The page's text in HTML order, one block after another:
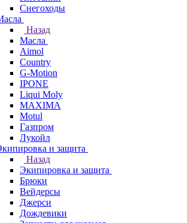
Снегоходы
Назад
Масла
Aimol
Country
G-Motion
IPONE
Liqui Moly
MAXIMA
Motul
Газпром
Лукойл
и защита
Назад
Экипировка и защита
Брюки
Вейдерсы
Джерси
Дождевики